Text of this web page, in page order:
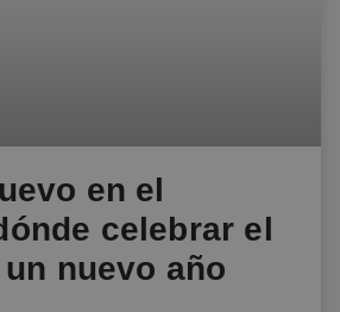
en el
celebrar el
nuevo año